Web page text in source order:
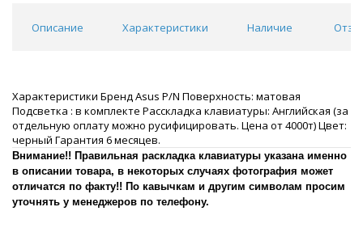
Описание Характеристики Наличие
Характеристики Бренд Asus P/N Поверхность: матовая
Подсветка : в комплекте Расскладка клавиатуры: Английская (за
отдельную оплату можно русифицировать. Цена от 4000т) Цвет:
черный Гарантия 6 месяцев.
Внимание!! Правильная раскладка клавиатуры указана именно
в описании товара, в некоторых случаях фотография может
отличатся по факту!! По кавычкам и другим символам просим
уточнять у менеджеров по телефону.